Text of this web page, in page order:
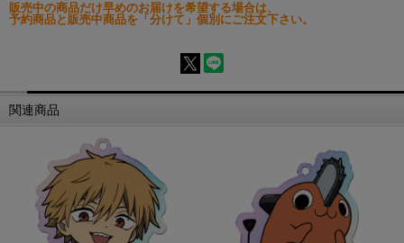
販売中の商品だけ早めのお届けを希望する場合は、
予約商品と販売中商品を「分けて」個別にご注文下さい。
関連商品